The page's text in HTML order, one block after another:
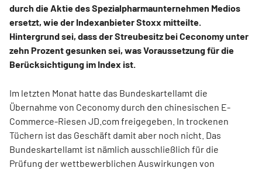
durch die Aktie des Spezialpharmaunternehmen Medios
ersetzt, wie der Indexanbieter Stoxx mitteilte.
Hintergrund sei, dass der Streubesitz bei Ceconomy unter
zehn Prozent gesunken sei, was Voraussetzung für die
Berücksichtigung im Index ist.
Im letzten Monat hatte das Bundeskartellamt die
Übernahme von Ceconomy durch den chinesischen E-
Commerce-Riesen JD.com freigegeben. In trockenen
Tüchern ist das Geschäft damit aber noch nicht. Das
Bundeskartellamt ist nämlich ausschließlich für die
Prüfung der wettbewerblichen Auswirkungen von